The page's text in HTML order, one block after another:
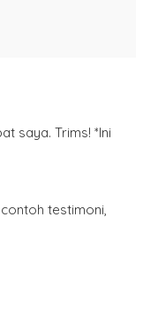
saya. Trims! *Ini
testimoni,